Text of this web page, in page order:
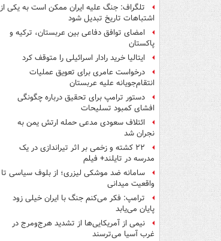
تلگراف: جنگ علیه ایران ممکن است به یکی از
اشتباهات تاریخ تبدیل شود
امضای توافق دفاعی بین عربستان، ترکیه و
پاکستان
ایتالیا خرید رادار اسرائیلی را متوقف کرد
درخواست عامری برای تعویق عملیات
انتقام‌جویانه علیه عربستان
دستور ترامپ برای تحقیق درباره چگونگی
افشای کمبود تسلیحات
ائتلاف سعودی مدعی حمله ارتش یمن به
نجران شد
۲۲ کشته و زخمی بر اثر تیراندازی در یک
مدرسه در تایلند+ فیلم
سامانه ضد موشکی لیزری؛ از بلوف سیاسی تا
واقعیت میدانی
ترامپ: فکر می‌کنم جنگ با ایران خیلی زود
پایان می‌یابد
نیمی از آمریکایی‌ها از تشدید هرج‌ومرج در
غرب آسیا می‌ترسند